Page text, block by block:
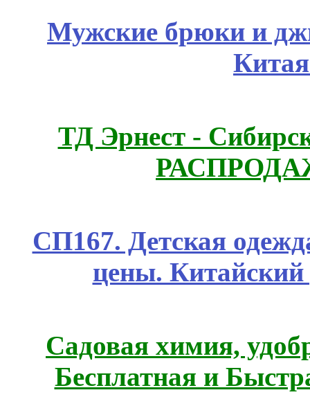
Мужские брюки и
ТД Эрнест -
СП167. Детская
цены.
Садовая химия,
Бесплатная и